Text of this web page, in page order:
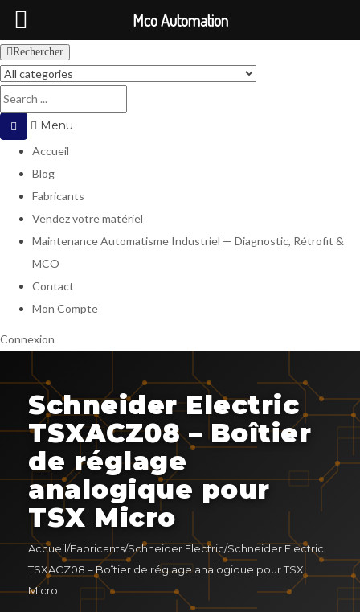
Rechercher
Menu
Accueil
Blog
Fabricants
Vendez votre matériel
Maintenance Automatisme Industriel — Diagnostic, Rétrofit &
MCO
Contact
Mon Compte
Connexion
Schneider Electric
TSXACZ08 – Boîtier
de réglage
analogique pour
TSX Micro
Accueil/Fabricants/Schneider Electric/Schneider Electric
TSXACZ08 – Boîtier de réglage analogique pour TSX
Micro
Mco Automation